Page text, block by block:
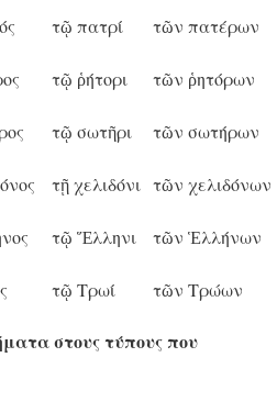
τῷ πατρί τῶν πατέρων
τῷ ῥήτορι τῶν ῥητόρων
τῷ σωτῆρι τῶν σωτήρων
τῇ χελιδόνι τῶν χελιδόνων
τῷ Ἕλληνι τῶν Ἑλλήνων
τῷ Τρωί τῶν Τρώων
στους τύπους που